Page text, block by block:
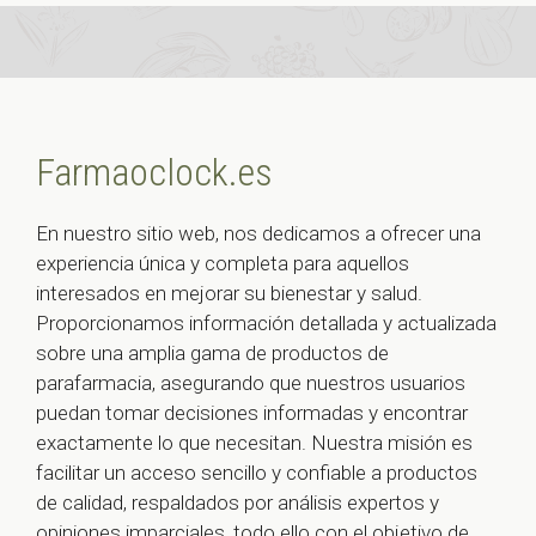
Farmaoclock.es
En nuestro sitio web, nos dedicamos a ofrecer una
experiencia única y completa para aquellos
interesados en mejorar su bienestar y salud.
Proporcionamos información detallada y actualizada
sobre una amplia gama de productos de
parafarmacia, asegurando que nuestros usuarios
puedan tomar decisiones informadas y encontrar
exactamente lo que necesitan. Nuestra misión es
facilitar un acceso sencillo y confiable a productos
de calidad, respaldados por análisis expertos y